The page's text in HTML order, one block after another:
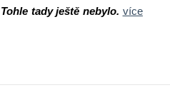
Tohle tady ještě nebylo. více